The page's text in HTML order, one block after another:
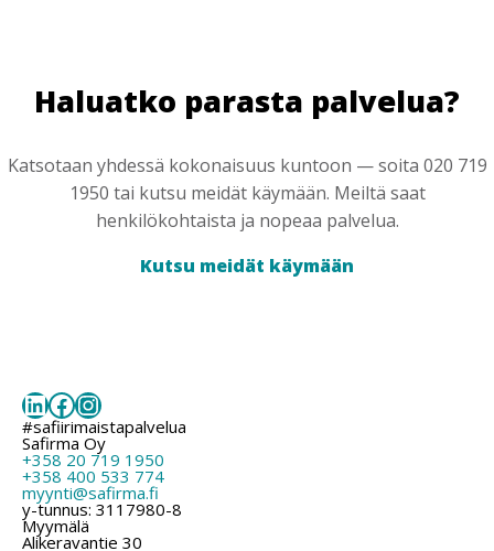
Haluatko parasta palvelua?
Katsotaan yhdessä kokonaisuus kuntoon — soita 020 719
1950 tai kutsu meidät käymään. Meiltä saat
henkilökohtaista ja nopeaa palvelua.
Kutsu meidät käymään
LinkedIn
Facebook
Instagram
#safiirimaistapalvelua
Safirma Oy
+358 20 719 1950
+358 400 533 774
myynti@safirma.fi
y-tunnus: 3117980-8
Myymälä
Alikeravantie 30